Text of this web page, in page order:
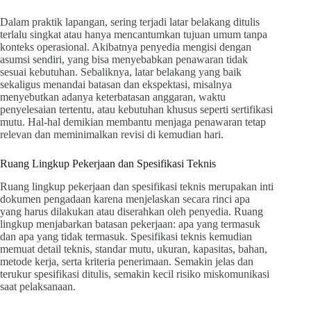
Dalam praktik lapangan, sering terjadi latar belakang ditulis
terlalu singkat atau hanya mencantumkan tujuan umum tanpa
konteks operasional. Akibatnya penyedia mengisi dengan
asumsi sendiri, yang bisa menyebabkan penawaran tidak
sesuai kebutuhan. Sebaliknya, latar belakang yang baik
sekaligus menandai batasan dan ekspektasi, misalnya
menyebutkan adanya keterbatasan anggaran, waktu
penyelesaian tertentu, atau kebutuhan khusus seperti sertifikasi
mutu. Hal-hal demikian membantu menjaga penawaran tetap
relevan dan meminimalkan revisi di kemudian hari.
Ruang Lingkup Pekerjaan dan Spesifikasi Teknis
Ruang lingkup pekerjaan dan spesifikasi teknis merupakan inti
dokumen pengadaan karena menjelaskan secara rinci apa
yang harus dilakukan atau diserahkan oleh penyedia. Ruang
lingkup menjabarkan batasan pekerjaan: apa yang termasuk
dan apa yang tidak termasuk. Spesifikasi teknis kemudian
memuat detail teknis, standar mutu, ukuran, kapasitas, bahan,
metode kerja, serta kriteria penerimaan. Semakin jelas dan
terukur spesifikasi ditulis, semakin kecil risiko miskomunikasi
saat pelaksanaan.